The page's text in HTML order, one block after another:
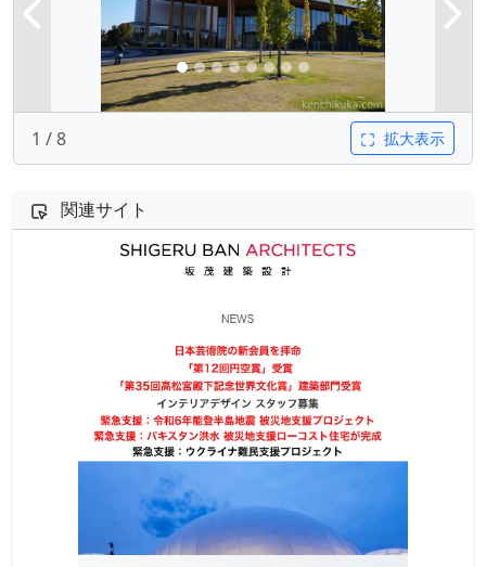
1 / 8 拡大表示
関連サイト